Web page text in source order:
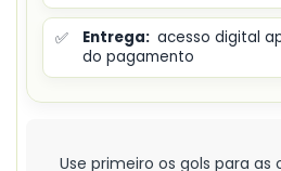
✅ Entrega: acesso digital
do pagamento
Use primeiro os gols para as